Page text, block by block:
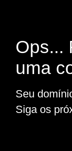
Ops...
uma
Seu
Siga os